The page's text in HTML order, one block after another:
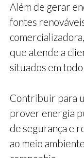
Além de gerar
fontes
que atende a
situados em
Contribuir para
prover energia
de segurança e
ao meio